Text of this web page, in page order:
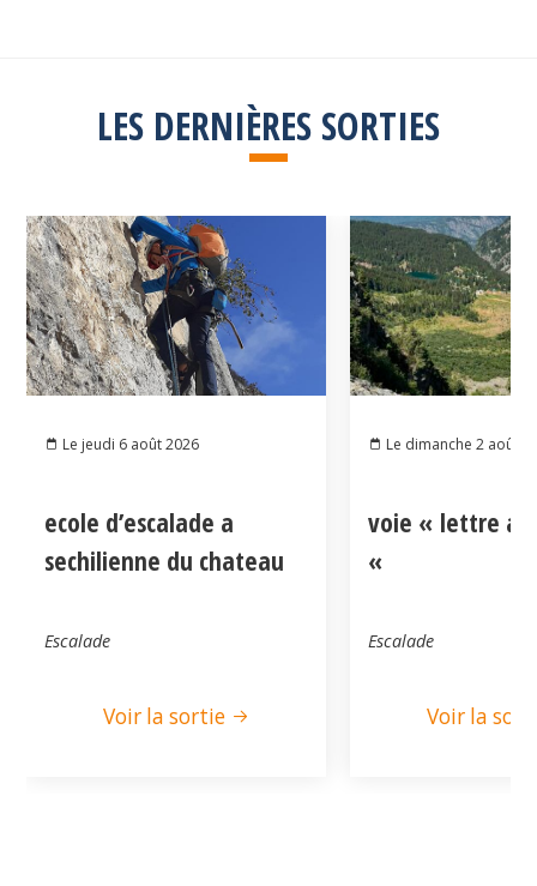
LES DERNIÈRES SORTIES
Le jeudi 6 août 2026
ecole d’escalade a
sechilienne du chateau
Escalade
Voir la sortie
Le dimanche 2 août
voie « lettre
«
Escalade
Voir la